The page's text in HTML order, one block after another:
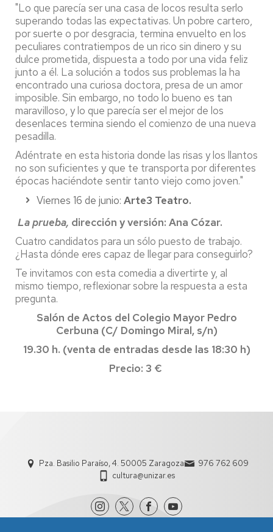
"Lo que parecía ser una casa de locos resulta serlo
superando todas las expectativas. Un pobre cartero,
por suerte o por desgracia, termina envuelto en los
peculiares contratiempos de un rico sin dinero y su
dulce prometida, dispuesta a todo por una vida feliz
junto a él. La solución a todos sus problemas la ha
encontrado una curiosa doctora, presa de un amor
imposible. Sin embargo, no todo lo bueno es tan
maravilloso, y lo que parecía ser el mejor de los
desenlaces termina siendo el comienzo de una nueva
pesadilla.
Adéntrate en esta historia donde las risas y los llantos
no son suficientes y que te transporta por diferentes
épocas haciéndote sentir tanto viejo como joven."
Viernes 16 de junio: Arte3 Teatro.
La prueba, dirección y versión: Ana Cózar.
Cuatro candidatos para un sólo puesto de trabajo.
¿Hasta dónde eres capaz de llegar para conseguirlo?
Te invitamos con esta comedia a divertirte y, al
mismo tiempo, reflexionar sobre la respuesta a esta
pregunta.
Salón de Actos del Colegio Mayor Pedro
Cerbuna (C/ Domingo Miral, s/n)
19.30 h. (venta de entradas desde las 18:30 h)
Precio: 3 €
Pza. Basilio Paraíso, 4. 50005 Zaragoza
976 762 609
cultura@unizar.es